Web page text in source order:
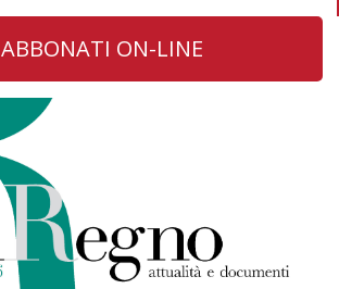
ABBONATI ON-LINE